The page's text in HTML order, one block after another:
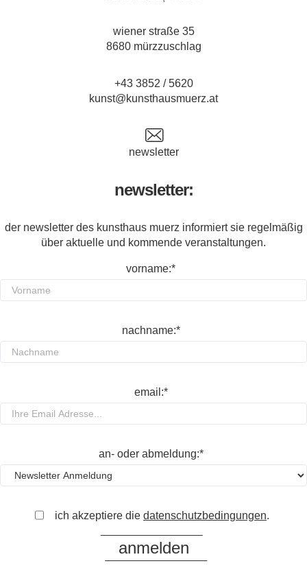
wiener straße 35
8680 mürzzuschlag
+43 3852 / 5620
kunst@kunsthausmuerz.at
newsletter
newsletter:
der newsletter des kunsthaus muerz informiert sie regelmäßig
über aktuelle und kommende veranstaltungen.
vorname:*
nachname:*
email:*
an- oder abmeldung:*
ich akzeptiere die datenschutzbedingungen.